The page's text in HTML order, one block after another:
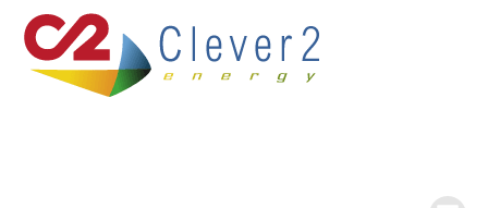
naar
de
inhoud